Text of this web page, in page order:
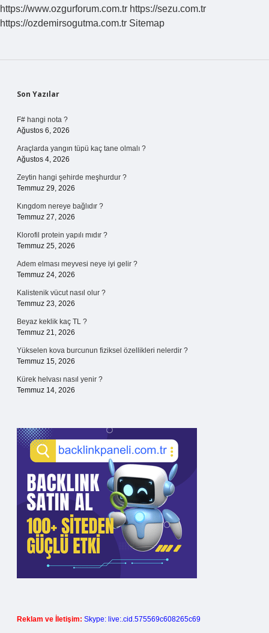
https://www.ozgurforum.com.tr https://sezu.com.tr
https://ozdemirsogutma.com.tr Sitemap
Sidebar
Son Yazılar
F# hangi nota ?
Ağustos 6, 2026
Araçlarda yangın tüpü kaç tane olmalı ?
Ağustos 4, 2026
Zeytin hangi şehirde meşhurdur ?
Temmuz 29, 2026
Kıngdom nereye bağlıdır ?
Temmuz 27, 2026
Klorofil protein yapılı mıdır ?
Temmuz 25, 2026
Adem elması meyvesi neye iyi gelir ?
Temmuz 24, 2026
Kalistenik vücut nasıl olur ?
Temmuz 23, 2026
Beyaz keklik kaç TL ?
Temmuz 21, 2026
Yükselen kova burcunun fiziksel özellikleri nelerdir ?
Temmuz 15, 2026
Kürek helvası nasıl yenir ?
Temmuz 14, 2026
Reklam ve İletişim: Skype: live:.cid.575569c608265c69